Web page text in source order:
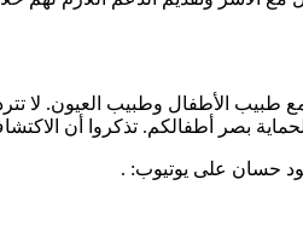
الأطفال وطبيب العيون. لا
بصر أطفالكم. تذكروا أن
حسان على يوتيوب: .